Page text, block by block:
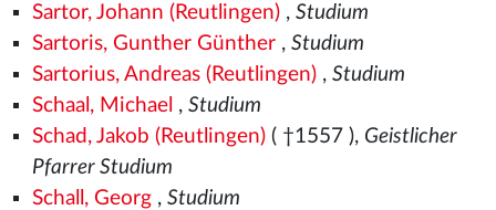
Sartor, Johann (Reutlingen), Studium
Sartoris, Gunther Günther, Studium
Sartorius, Andreas (Reutlingen), Studium
Schaal, Michael , Studium
Schad, Jakob (Reutlingen)( †1557 ), Geistlicher
Pfarrer Studium
Schall, Georg, Studium